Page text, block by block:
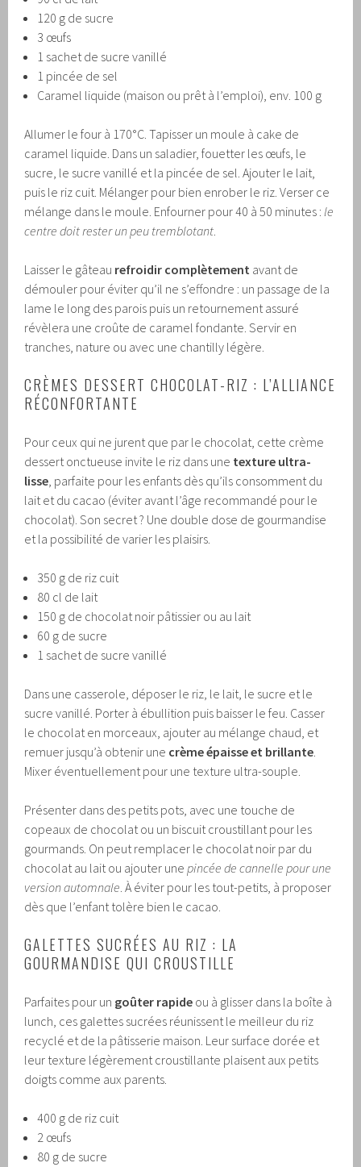
120 g de sucre
3 œufs
1 sachet de sucre vanillé
1 pincée de sel
Caramel liquide (maison ou prêt à l’emploi), env. 100 g
Allumer le four à 170°C. Tapisser un moule à cake de
caramel liquide. Dans un saladier, fouetter les œufs, le
sucre, le sucre vanillé et la pincée de sel. Ajouter le lait,
puis le riz cuit. Mélanger pour bien enrober le riz. Verser ce
mélange dans le moule. Enfourner pour 40 à 50 minutes : le
centre doit rester un peu tremblotant
Laisser le gâteau refroidir complètement avant de
démouler pour éviter qu’il ne s’effondre : un passage de la
lame le long des parois puis un retournement assuré
révèlera une croûte de caramel fondante. Servir en
tranches, nature ou avec une chantilly légère.
CRÈMES DESSERT CHOCOLAT-RIZ : L’ALLIANCE
RÉCONFORTANTE
Pour ceux qui ne jurent que par le chocolat, cette crème
dessert onctueuse invite le riz dans une texture ultra-
lisse , parfaite pour les enfants dès qu’ils consomment du
lait et du cacao (éviter avant l’âge recommandé pour le
chocolat). Son secret ? Une double dose de gourmandise
et la possibilité de varier les plaisirs.
350 g de riz cuit
80 cl de lait
150 g de chocolat noir pâtissier ou au lait
60 g de sucre
1 sachet de sucre vanillé
Dans une casserole, déposer le riz, le lait, le sucre et le
sucre vanillé. Porter à ébullition puis baisser le feu. Casser
le chocolat en morceaux, ajouter au mélange chaud, et
remuer jusqu’à obtenir une crème épaisse et brillante
Mixer éventuellement pour une texture ultra-souple.
Présenter dans des petits pots, avec une touche de
copeaux de chocolat ou un biscuit croustillant pour les
gourmands. On peut remplacer le chocolat noir par du
chocolat au lait ou ajouter une pincée de cannelle pour une
version automnale . À éviter pour les tout-petits, à proposer
dès que l’enfant tolère bien le cacao.
GALETTES SUCRÉES AU RIZ : LA
GOURMANDISE QUI CROUSTILLE
Parfaites pour un goûter rapide ou à glisser dans la boîte à
lunch, ces galettes sucrées réunissent le meilleur du riz
recyclé et de la pâtisserie maison. Leur surface dorée et
leur texture légèrement croustillante plaisent aux petits
doigts comme aux parents.
400 g de riz cuit
2 œufs
80 g de sucre